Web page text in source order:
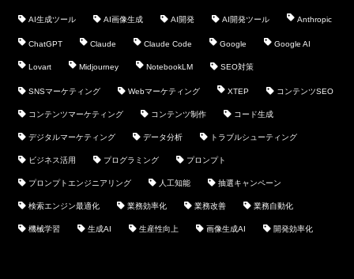
AI生成ツール AI画像生成 AI開発 AI開発ツール Anthropic
ChatGPT Claude Claude Code Google Google AI
Lovart Midjourney NotebookLM SEO対策
SNSマーケティング Webマーケティング XTEP コンテンツSEO
コンテンツマーケティング コンテンツ制作 コード生成
デジタルマーケティング データ分析 トラブルシューティング
ビジネス活用 プログラミング プロンプト
プロンプトエンジニアリング 人工知能 抽選キャンペーン
検索エンジン最適化 業務効率化 業務改善 業務自動化
機械学習 生成AI 生産性向上 画像生成AI 開発効率化
会社概要
サービス